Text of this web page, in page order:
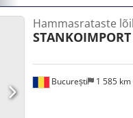
București 1 585 km
Hammasrataste
STANKOIMPORT